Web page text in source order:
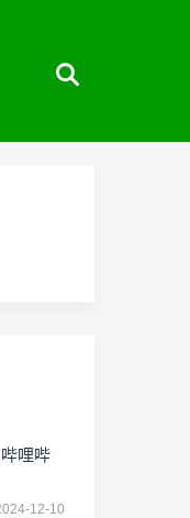
哩哔
12-10